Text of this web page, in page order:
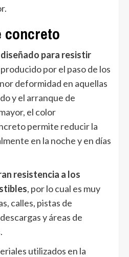
concreto
diseñado para resistir
producido por el paso de los
deformidad en aquellas
y el arranque de
el color
permite reducir la
en la noche y en días
resistencia a los
, por lo cual es muy
calles, pistas de
y áreas de
utilizados en la